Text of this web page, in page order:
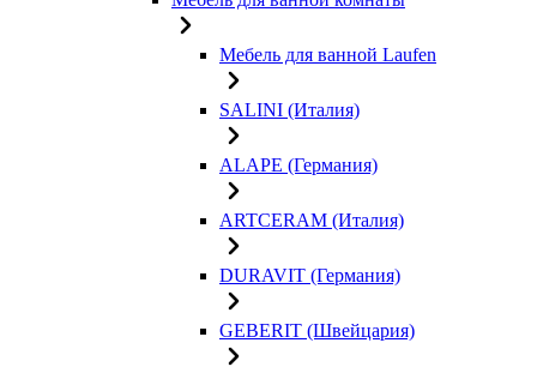
Мебель для ванной Laufen
SALINI (Италия)
ALAPE (Германия)
ARTCERAM (Италия)
DURAVIT (Германия)
GEBERIT (Швейцария)